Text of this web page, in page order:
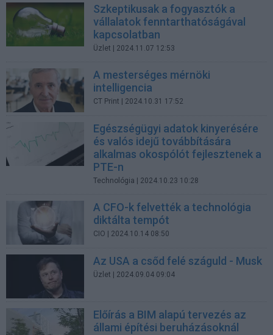
Szkeptikusak a fogyasztók a
vállalatok fenntarthatóságával
kapcsolatban
Üzlet | 2024.11.07 12:53
A mesterséges mérnöki
intelligencia
CT Print | 2024.10.31 17:52
Egészségügyi adatok kinyerésére
és valós idejű továbbítására
alkalmas okospólót fejlesztenek a
PTE-n
Technológia | 2024.10.23 10:28
A CFO-k felvették a technológia
diktálta tempót
CIO | 2024.10.14 08:50
Az USA a csőd felé száguld - Musk
Üzlet | 2024.09.04 09:04
Előírás a BIM alapú tervezés az
állami építési beruházásoknál